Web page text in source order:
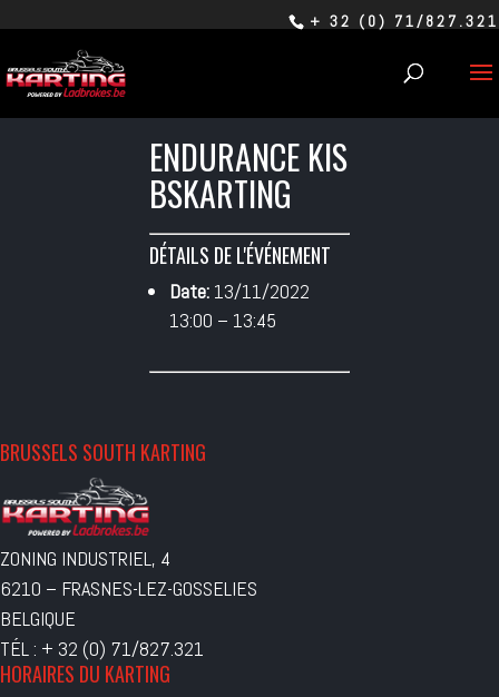
+ 32 (0) 71/827.321
ENDURANCE KIS
BSKARTING
DÉTAILS DE L'ÉVÉNEMENT
Date: 13/11/2022
13:00 – 13:45
BRUSSELS SOUTH KARTING
ZONING INDUSTRIEL, 4
6210 – FRASNES-LEZ-GOSSELIES
BELGIQUE
TÉL : + 32 (0) 71/827.321
HORAIRES DU KARTING